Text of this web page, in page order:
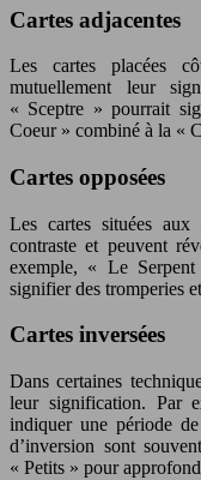
Cartes adjacentes
Les cartes placées
mutuellement leur
« Sceptre » pourrait
Coeur » combiné à la «
Cartes opposées
Les cartes situées aux
contraste et peuvent
exemple, « Le
signifier des tromperies
Cartes inversées
Dans certaines
leur signification. Par
indiquer une période
d’inversion sont
« Petits » pour